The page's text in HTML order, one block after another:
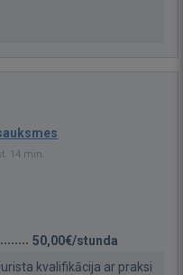
14 min.
50,00€/stunda
kvalifikācija ar praksi